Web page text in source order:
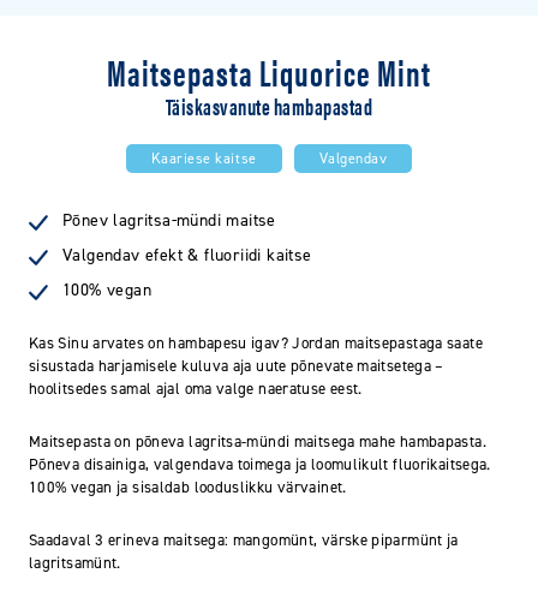
Maitsepasta Liquorice Mint
Täiskasvanute hambapastad
Kaariese kaitse Valgendav
Põnev lagritsa-mündi maitse
Valgendav efekt & fluoriidi kaitse
100% vegan
Kas Sinu arvates on hambapesu igav? Jordan maitsepastaga saate
sisustada harjamisele kuluva aja uute põnevate maitsetega –
hoolitsedes samal ajal oma valge naeratuse eest.
Maitsepasta on põneva lagritsa-mündi maitsega mahe hambapasta.
Põneva disainiga, valgendava toimega ja loomulikult fluorikaitsega.
100% vegan ja sisaldab looduslikku värvainet.
Saadaval 3 erineva maitsega: mangomünt, värske piparmünt ja
lagritsamünt.